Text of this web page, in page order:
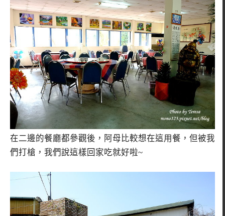
在二邊的餐廳都參觀後，阿母比較想在這用餐，但被我
們打槍，我們說這樣回家吃就好啦~